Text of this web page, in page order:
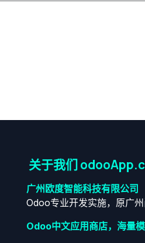
关于我们
广州欧度智能科技有限公司
Odoo专业开发实施，原广
Odoo中文应用商店，海量